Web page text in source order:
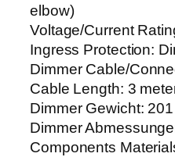
elbow)
Voltage/Current
Ingress Protection:
Dimmer Cable/
Cable Length: 3
Dimmer Gewicht:
Dimmer
Components